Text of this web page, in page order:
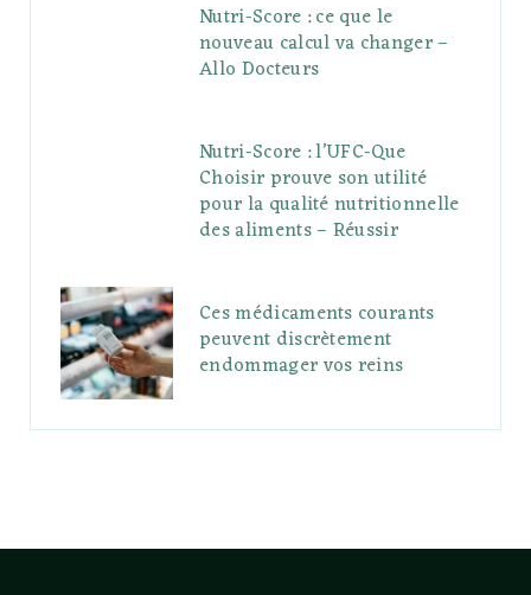
Nutri-Score : ce que le
nouveau calcul va changer –
Allo Docteurs
Nutri-Score : l’UFC-Que
Choisir prouve son utilité
pour la qualité nutritionnelle
des aliments – Réussir
Ces médicaments courants
peuvent discrètement
endommager vos reins